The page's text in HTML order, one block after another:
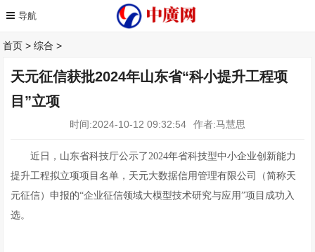
首页 >综合 >
天元征信获批2024年山东省“科小提升工程项
目”立项
时间:2024-10-12 09:32:54 作者:马慧思
近日，山东省科技厅公示了2024年省科技型中小企业创新能力
提升工程拟立项项目名单，天元大数据信用管理有限公司（简称天
元征信）申报的“企业征信领域大模型技术研究与应用”项目成功入
选。